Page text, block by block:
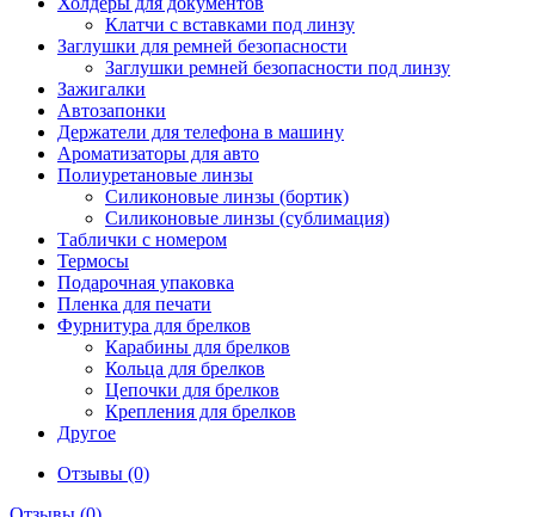
Клатчи с вставками под линзу
Заглушки для ремней безопасности
Заглушки ремней безопасности под линзу
Зажигалки
Автозапонки
Держатели для телефона в машину
Ароматизаторы для авто
Полиуретановые линзы
Силиконовые линзы (бортик)
Силиконовые линзы (сублимация)
Таблички с номером
Термосы
Подарочная упаковка
Пленка для печати
Фурнитура для брелков
Карабины для брелков
Кольца для брелков
Цепочки для брелков
Крепления для брелков
Другое
Отзывы (0)